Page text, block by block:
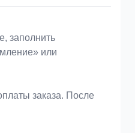
заполнить
или
заказа. После